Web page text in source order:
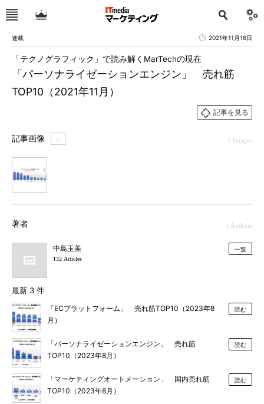
連載 2021年11月16日
「パーソナライゼーションエンジン」 売れ筋
TOP10（2021年11月）
「テクノグラフィック」で読み解くMarTechの現在
記事を見る
記事画像 ＋ 1 Images
著者 1 Authors
中島玉美
132 Articles
一覧
最新 3 件
「ECプラットフォーム」 売れ筋TOP10（2023年8
月）
読む
「パーソナライゼーションエンジン」 売れ筋
TOP10（2023年8月）
読む
「マーケティングオートメーション」 国内売れ筋
TOP10（2023年8月）
読む